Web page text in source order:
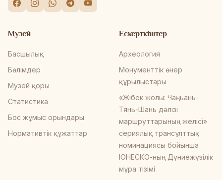
Музей
Басшылық
Бөлімдер
Музей қоры
Статистика
Бос жұмыс орындары
Нормативтік құжаттар
Ескерткіштер
Археология
Монументтік өнер
құрылыстары
«Жібек жолы: Чаңьань-
Тянь-Шань дәлізі
маршруттарының желісі»
сериялық трансұлттық
номинациясы бойынша
ЮНЕСКО-ның Дүниежүзілік
мұра тізімі